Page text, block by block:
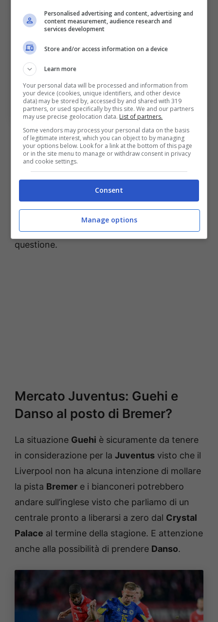
Calciomercato Juventus: il Liverpool su Bremer, chi
arriva al suo posto (Ansa) – bolognasportnews.it
Per questo motivo i nomi diGuehieDanso
da tenere in considerazione per laJuventus
nel prossimocalciomercato
è in scadenza con il suo club e quindi
potrebbe arrivare a parametro zero. Per il
momento si tratta comunque di una ipotesi e
vedremo come si svilupperà meglio la
questione.
Mercato Juventus: Guehi e
Danso al posto di Bremer?
La situazione Guehi è sicuramente da tenere
in considerazione per la Juventus visto che il
Liverpool non ha alcuna intenzione di mollare
la pista Bremer e i bianconeri potrebbero
andare sull’inglese visto che parliamo di un
centrale pronto a liberarsi a zero dal Crystal
Palace al termine della stagione. E attenzione
anche alla possibilità di prendere Danso.
Personalised advertising and content, advertising and
content measurement, audience research and
services development
Store and/or access information on a device
Learn more
Your personal data will be processed and information from
your device (cookies, unique identifiers, and other device
data) may be stored by, accessed by and shared with 319
partners, or used specifically by this site. We and our partners
may use precise geolocation data. List of partners.
Some vendors may process your personal data on the basis
of legitimate interest, which you can object to by managing
your options below. Look for a link at the bottom of this page
or in the site menu to manage or withdraw consent in privacy
and cookie settings.
Consent
Manage options